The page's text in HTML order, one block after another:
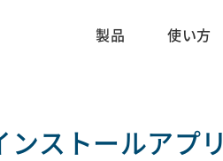
製品 使い方
ンストールアプリ